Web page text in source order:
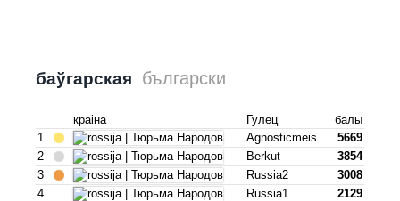
баўгарская български
краіна Гулец
балы
1
Agnosticmeis
5669
2
Berkut
3854
3
Russia2
3008
4
Russia1
2129